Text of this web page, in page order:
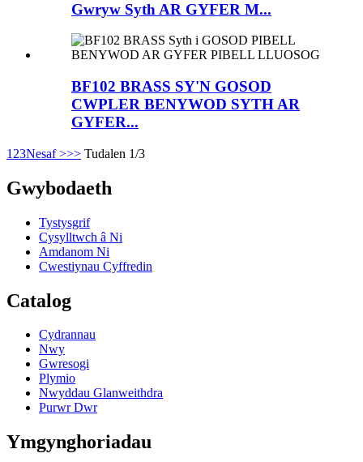
Gwryw Syth AR GYFER M...
BF102 BRASS SY'N GOSOD
CWPLER BENYWOD SYTH AR
GYFER...
1 23Nesaf >>> Tudalen 1/3
Gwybodaeth
Tystysgrif
Cysylltwch â Ni
Amdanom Ni
Cwestiynau Cyffredin
Catalog
Cydrannau
Nwy
Gwresogi
Plymio
Nwyddau Glanweithdra
Purwr Dwr
Ymgynghoriadau